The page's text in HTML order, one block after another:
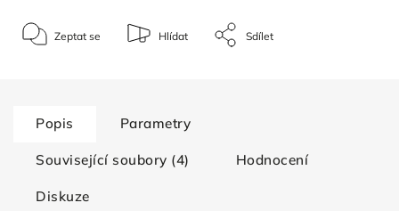
Zeptat se Hlídat Sdílet
Popis Parametry
Související soubory (4) Hodnocení
Diskuze